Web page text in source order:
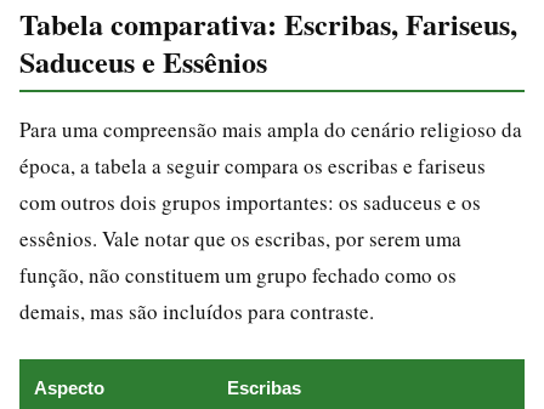
Tabela comparativa: Escribas, Fariseus,
Saduceus e Essênios
Para uma compreensão mais ampla do cenário religioso da
época, a tabela a seguir compara os escribas e fariseus
com outros dois grupos importantes: os saduceus e os
essênios. Vale notar que os escribas, por serem uma
função, não constituem um grupo fechado como os
demais, mas são incluídos para contraste.
Aspecto Escribas